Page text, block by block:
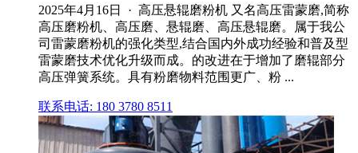
2025年4月16日 · 高压悬辊磨粉机 又名高压雷蒙磨,简称
高压磨粉机、高压磨、悬辊磨、高压悬辊磨。属于我公
司雷蒙磨粉机的强化类型,结合国内外成功经验和普及型
雷蒙磨技术优化升级而成。的改进在于增加了磨辊部分
高压弹簧系统。具有粉磨物料范围更广、粉 ...
联系电话: 180 3780 8511